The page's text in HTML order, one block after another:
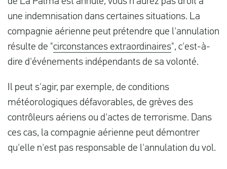
une indemnisation dans certaines situations. La
compagnie aérienne peut prétendre que l'annulation
résulte de "circonstances extraordinaires", c'est-à-
dire d'événements indépendants de sa volonté.
Il peut s'agir, par exemple, de conditions
météorologiques défavorables, de grèves des
contrôleurs aériens ou d'actes de terrorisme. Dans
ces cas, la compagnie aérienne peut démontrer
qu'elle n'est pas responsable de l'annulation du vol.